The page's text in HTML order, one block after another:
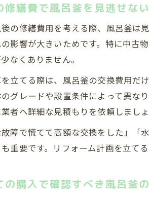
修繕費で風呂釜を見逃せな
の修繕費用を考える際、風呂釜は
影響が大きいためです。特に中古
なくありません。
立てる際は、風呂釜の交換費用だ
グレードや設置条件によって異な
者へ詳細な見積もりを依頼しましょ
障で慌てて高額な交換をした」「
重要です。リフォーム計画を立て
の購入で確認すべき風呂釜